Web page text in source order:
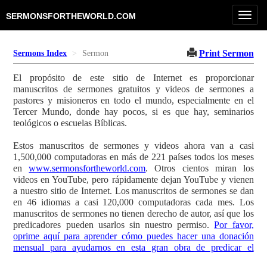
SERMONSFORTHEWORLD.COM
Sermons Index Sermon Print Sermon
El propósito de este sitio de Internet es proporcionar
manuscritos de sermones gratuitos y videos de sermones a
pastores y misioneros en todo el mundo, especialmente en el
Tercer Mundo, donde hay pocos, si es que hay, seminarios
teológicos o escuelas Bíblicas.
Estos manuscritos de sermones y videos ahora van a casi
1,500,000 computadoras en más de 221 países todos los meses
enwww.sermonsfortheworld.com. Otros cientos miran los
videos en YouTube, pero rápidamente dejan YouTube y vienen
a nuestro sitio de Internet. Los manuscritos de sermones se dan
en 46 idiomas a casi 120,000 computadoras cada mes. Los
manuscritos de sermones no tienen derecho de autor, así que los
predicadores pueden usarlos sin nuestro permiso.Por favor,
oprime aquí para aprender cómo puedes hacer una donación
mensual para ayudarnos en esta gran obra de predicar el